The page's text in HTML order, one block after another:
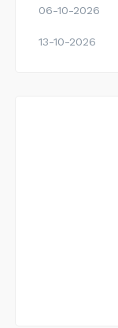
06-10-2026
13-10-2026